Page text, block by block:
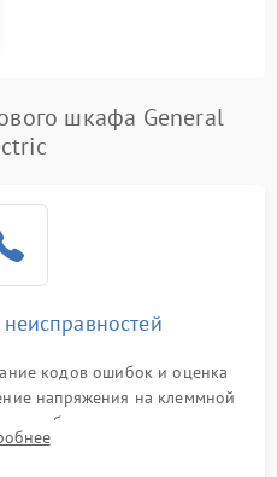
шкафа General
кодов ошибок и оценка
напряжения на клеммной
проблемы с нагревом,
или блокировкой дверцы.